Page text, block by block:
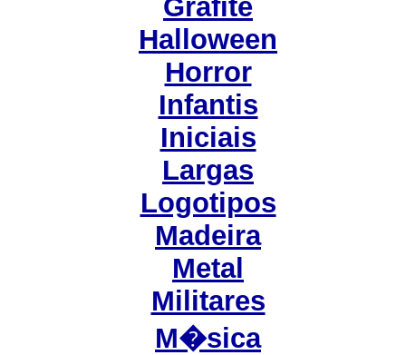
Grafite
Halloween
Horror
Infantis
Iniciais
Largas
Logotipos
Madeira
Metal
Militares
M�sica